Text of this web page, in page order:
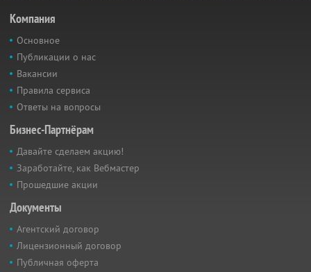
Компания
Основное
Публикации о нас
Вакансии
Правила сервиса
Ответы на вопросы
Бизнес-Партнёрам
Давайте сделаем акцию!
Заработайте, как Вебмастер
Прошедшие акции
Документы
Агентский договор
Лицензионный договор
Публичная оферта